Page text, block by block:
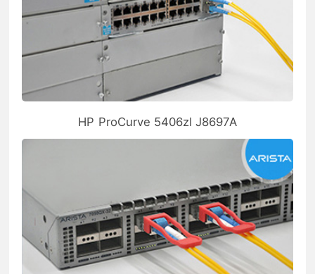
HP ProCurve 5406zl J8697A